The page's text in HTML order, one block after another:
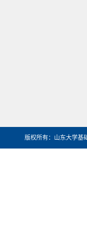
版权所有：山东大学基